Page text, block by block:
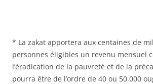
* La zakat apportera aux centaines de
personnes éligibles un revenu mensuel
l’éradication de la pauvreté et de la
pourra être de l’ordre de 40 ou 50.000